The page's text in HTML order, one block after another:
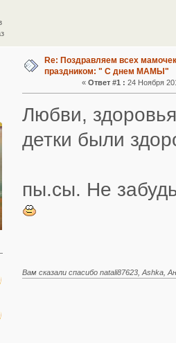
Re: Поздравляем всех
праздником: " С днем МАМЫ"
« Ответ #1 : 24 Ноября
Любви,
детки были
пы.сы. Не
Вам сказали спасибо natali87623, Ashka,